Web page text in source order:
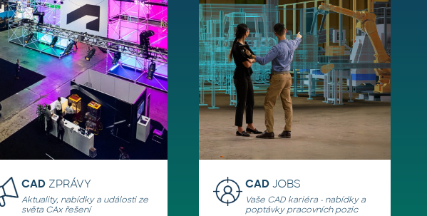
CAD ZPRÁVY
Aktuality, nabídky a události ze
světa CAx řešení
CADJOBS
Vaše CAD kariéra - nabídky a
poptávky pracovních pozic